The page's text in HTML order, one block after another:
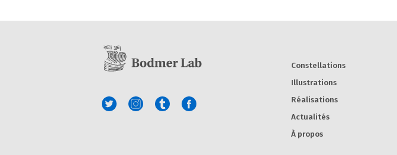
Constellations
Illustrations
Réalisations
Actualités
À propos